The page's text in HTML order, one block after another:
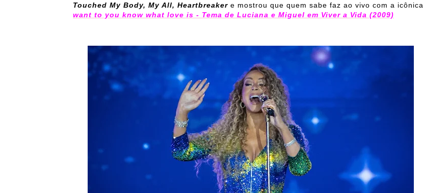
Touched My Body, My All, Heartbreaker e mostrou que quem sabe faz ao vivo com a icônica
want to you know what love is - Tema de Luciana e Miguel em Viver a Vida (2009)